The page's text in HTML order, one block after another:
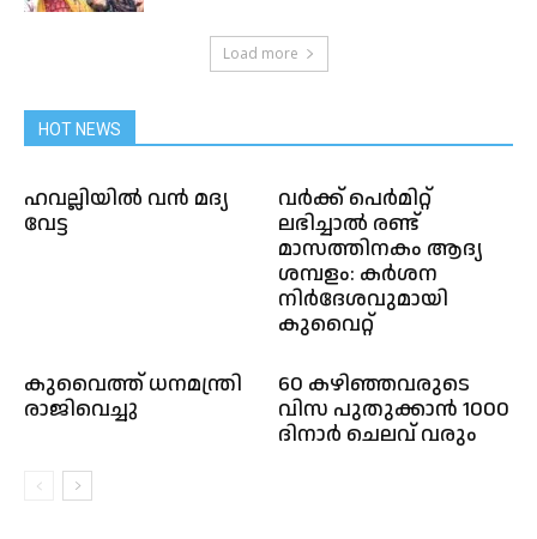
Load more
HOT NEWS
ഹവല്ലിയിൽ വൻ മദ്യ
വേട്ട
വര്‍ക്ക് പെര്‍മിറ്റ്
ലഭിച്ചാല്‍‌ രണ്ട്
മാസത്തിനകം ആദ്യ
ശമ്പളം: കര്‍ശന
നിര്‍ദേശവുമായി
കുവൈറ്റ്
കുവൈത്ത് ധനമന്ത്രി
രാജിവെച്ചു
60 കഴിഞ്ഞവരുടെ
വിസ പുതുക്കാന്‍ 1000
ദിനാര്‍ ചെലവ് വരും